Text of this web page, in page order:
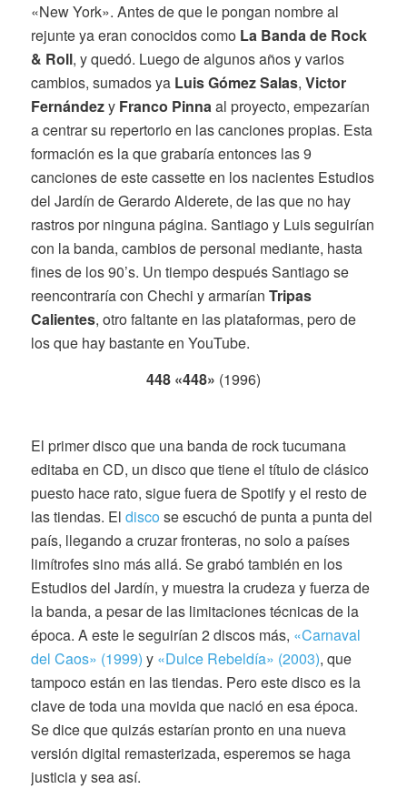
«New York». Antes de que le pongan nombre al
rejunte ya eran conocidos como La Banda de Rock
& Roll, y quedó. Luego de algunos años y varios
cambios, sumados ya Luis Gómez Salas, Victor
Fernándezy Franco Pinnaal proyecto, empezarían
a centrar su repertorio en las canciones propias. Esta
formación es la que grabaría entonces las 9
canciones de este cassette en los nacientes Estudios
del Jardín de Gerardo Alderete, de las que no hay
rastros por ninguna página. Santiago y Luis seguirían
con la banda, cambios de personal mediante, hasta
fines de los 90’s. Un tiempo después Santiago se
reencontraría con Chechi y armarían Tripas
Calientes, otro faltante en las plataformas, pero de
los que hay bastante en YouTube.
448 «448» (1996)
El primer disco que una banda de rock tucumana
editaba en CD, un disco que tiene el título de clásico
puesto hace rato, sigue fuera de Spotify y el resto de
las tiendas. El discose escuchó de punta a punta del
país, llegando a cruzar fronteras, no solo a países
limítrofes sino más allá. Se grabó también en los
Estudios del Jardín, y muestra la crudeza y fuerza de
la banda, a pesar de las limitaciones técnicas de la
época. A este le seguirían 2 discos más, «Carnaval
del Caos» (1999) y «Dulce Rebeldía» (2003), que
tampoco están en las tiendas. Pero este disco es la
clave de toda una movida que nació en esa época.
Se dice que quizás estarían pronto en una nueva
versión digital remasterizada, esperemos se haga
justicia y sea así.